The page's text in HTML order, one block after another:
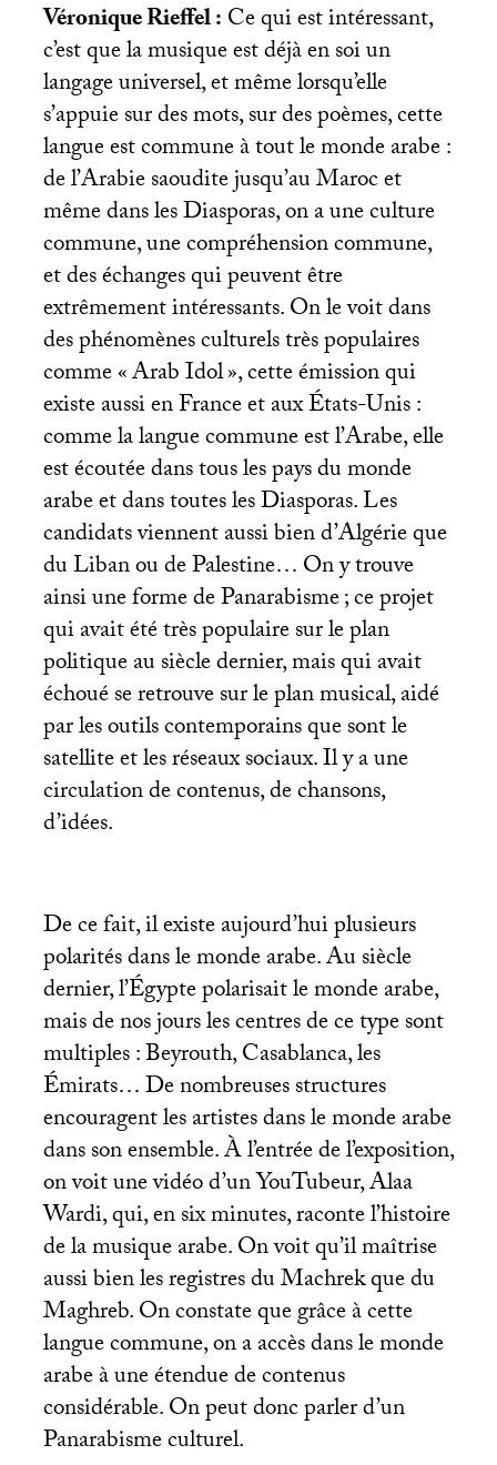
Véronique Rieffel :Ce qui est intéressant,
c’est que la musique est déjà en soi un
langage universel, et même lorsqu’elle
s’appuie sur des mots, sur des poèmes, cette
langue est commune à tout le monde arabe :
de l’Arabie saoudite jusqu’au Maroc et
même dans les Diasporas, on a une culture
commune, une compréhension commune,
et des échanges qui peuvent être
extrêmement intéressants. On le voit dans
des phénomènes culturels très populaires
comme «Arab Idol», cette émission qui
existe aussi en France et aux États-Unis :
comme la langue commune est l’Arabe, elle
est écoutée dans tous les pays du monde
arabe et dans toutes les Diasporas. Les
candidats viennent aussi bien d’Algérie que
du Liban ou de Palestine… On y trouve
ainsi une forme de Panarabisme; ce projet
qui avait été très populaire sur le plan
politique au siècle dernier, mais qui avait
échoué se retrouve sur le plan musical, aidé
par les outils contemporains que sont le
satellite et les réseaux sociaux. Il y a une
circulation de contenus, de chansons,
d’idées.
De ce fait, il existe aujourd’hui plusieurs
polarités dans le monde arabe. Au siècle
dernier, l’Égypte polarisait le monde arabe,
mais de nos jours les centres de ce type sont
multiples : Beyrouth, Casablanca, les
Émirats… De nombreuses structures
encouragent les artistes dans le monde arabe
dans son ensemble. À l’entrée de l’exposition,
on voit une vidéo d’un YouTubeur, Alaa
Wardi, qui, en six minutes, raconte l’histoire
de la musique arabe. On voit qu’il maîtrise
aussi bien les registres du Machrek que du
Maghreb. On constate que grâce à cette
langue commune, on a accès dans le monde
arabe à une étendue de contenus
considérable. On peut donc parler d’un
Panarabisme culturel.